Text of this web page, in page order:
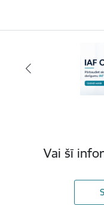
Vai šī